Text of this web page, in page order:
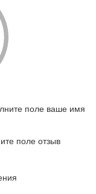
поле ваше имя
поле отзыв